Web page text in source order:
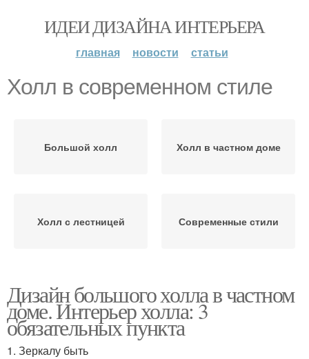
ИДЕИ ДИЗАЙНА ИНТЕРЬЕРА
главная новости статьи
Холл в современном стиле
Большой холл Холл в частном доме
Холл с лестницей Современные стили
Дизайн большого холла в частном
доме. Интерьер холла: 3
обязательных пункта
1. Зеркалу быть